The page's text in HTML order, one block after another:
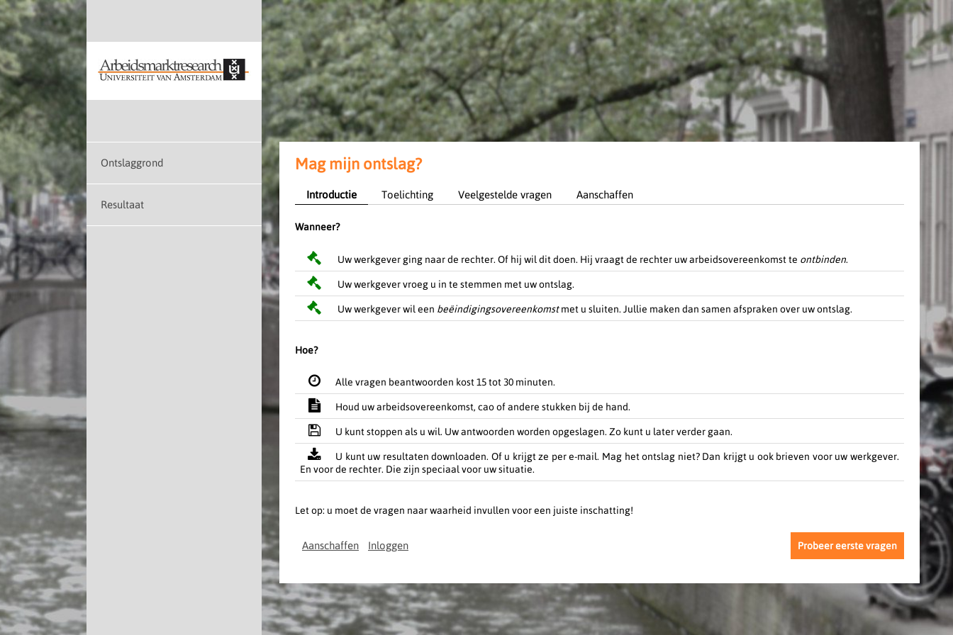
Ontslaggrond
Resultaat
Mag mijn ontslag?
Introductie Toelichting Veelgestelde vragen Aanschaffen
Wanneer?
Uw werkgever ging naar de rechter. Of hij wil dit doen. Hij vraagt de rechter uw arbeidsovereenkomst te ontbinden.
Uw werkgever vroeg u in te stemmen met uw ontslag.
Uw werkgever wil een beëindigingsovereenkomstmet u sluiten. Jullie maken dan samen afspraken over uw ontslag.
Hoe?
Alle vragen beantwoorden kost 15 tot 30 minuten.
Houd uw arbeidsovereenkomst, cao of andere stukken bij de hand.
U kunt stoppen als u wil. Uw antwoorden worden opgeslagen. Zo kunt u later verder gaan.
U kunt uw resultaten downloaden. Of u krijgt ze per e-mail. Mag het ontslag niet? Dan krijgt u ook brieven voor uw werkgever.
En voor de rechter. Die zijn speciaal voor uw situatie.
Let op: u moet de vragen naar waarheid invullen voor een juiste inschatting!
Probeer eerste vragen
Aanschaffen Inloggen